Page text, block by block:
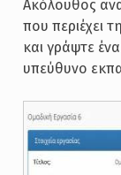
Ακόλουθος
που περιέχει
και γράψτε
υπεύθυνο